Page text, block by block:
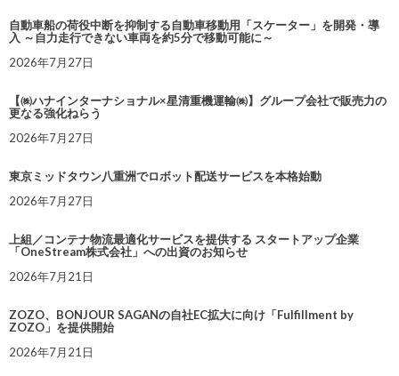
自動車船の荷役中断を抑制する自動車移動用「スケーター」を開発・導
入 ～自力走行できない車両を約5分で移動可能に～
2026年7月27日
【㈱ハナインターナショナル×星清重機運輸㈱】グループ会社で販売力の
更なる強化ねらう
2026年7月27日
東京ミッドタウン八重洲でロボット配送サービスを本格始動
2026年7月27日
上組／コンテナ物流最適化サービスを提供する スタートアップ企業
「OneStream株式会社」への出資のお知らせ
2026年7月21日
ZOZO、BONJOUR SAGANの自社EC拡大に向け「Fulfillment by
ZOZO」を提供開始
2026年7月21日